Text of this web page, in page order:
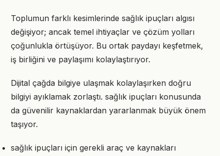
Toplumun farklı kesimlerinde sağlık ipuçları algısı
değişiyor; ancak temel ihtiyaçlar ve çözüm yolları
çoğunlukla örtüşüyor. Bu ortak paydayı keşfetmek,
iş birliğini ve paylaşımı kolaylaştırıyor.
Dijital çağda bilgiye ulaşmak kolaylaşırken doğru
bilgiyi ayıklamak zorlaştı. sağlık ipuçları konusunda
da güvenilir kaynaklardan yararlanmak büyük önem
taşıyor.
sağlık ipuçları için gerekli araç ve kaynakları